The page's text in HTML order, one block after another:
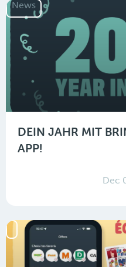
News
DEIN JAHR MIT
APP!
Dec